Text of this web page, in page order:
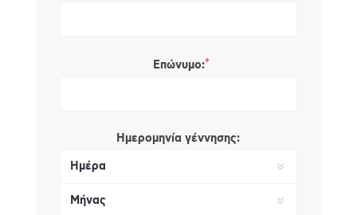
Επώνυμο:*
Ημερομηνία γέννησης: